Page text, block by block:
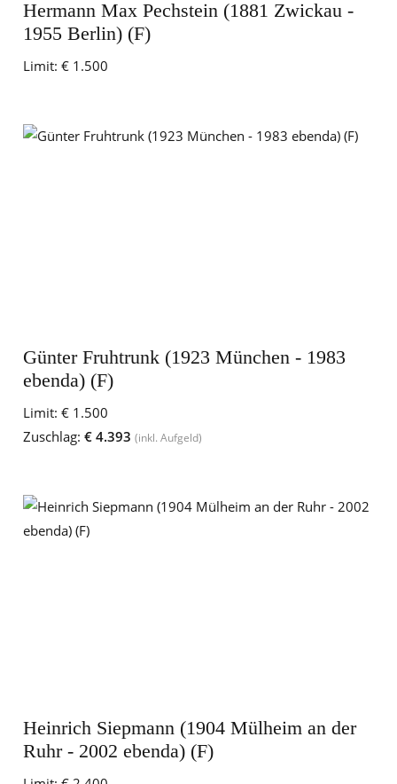
Hermann Max Pechstein (1881 Zwickau -
1955 Berlin) (F)
Limit: € 1.500
Günter Fruhtrunk (1923 München - 1983
ebenda) (F)
Limit: € 1.500
Zuschlag: € 4.393 (inkl. Aufgeld)
Heinrich Siepmann (1904 Mülheim an der
Ruhr - 2002 ebenda) (F)